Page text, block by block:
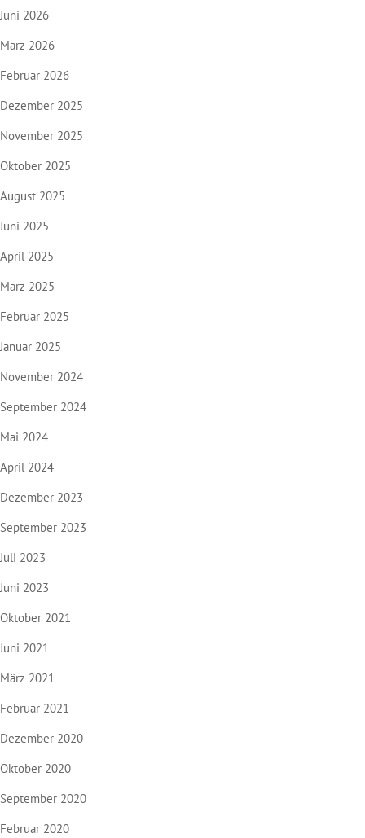
Juni 2026
März 2026
Februar 2026
Dezember 2025
November 2025
Oktober 2025
August 2025
Juni 2025
April 2025
März 2025
Februar 2025
Januar 2025
November 2024
September 2024
Mai 2024
April 2024
Dezember 2023
September 2023
Juli 2023
Juni 2023
Oktober 2021
Juni 2021
März 2021
Februar 2021
Dezember 2020
Oktober 2020
September 2020
Februar 2020